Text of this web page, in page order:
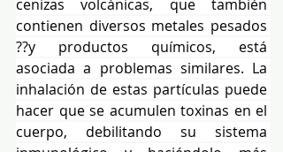
cenizas volcánicas, que también
contienen diversos metales pesados
??y productos químicos, está
asociada a problemas similares. La
inhalación de estas partículas puede
hacer que se acumulen toxinas en el
cuerpo, debilitando su sistema